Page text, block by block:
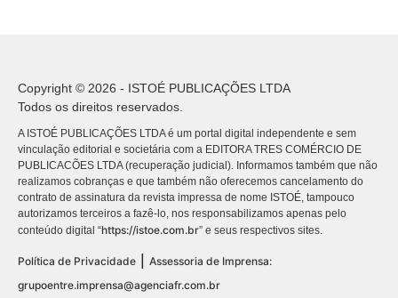
Copyright © 2026 - ISTOÉ PUBLICAÇÕES LTDA
Todos os direitos reservados.
A ISTOÉ PUBLICAÇÕES LTDA é um portal digital independente e sem
vinculação editorial e societária com a EDITORA TRES COMÉRCIO DE
PUBLICACÕES LTDA (recuperação judicial). Informamos também que não
realizamos cobranças e que também não oferecemos cancelamento do
contrato de assinatura da revista impressa de nome ISTOÉ, tampouco
autorizamos terceiros a fazê-lo, nos responsabilizamos apenas pelo
conteúdo digital “https://istoe.com.br” e seus respectivos sites.
Política de Privacidade
Assessoria de Imprensa:
grupoentre.imprensa@agenciafr.com.br